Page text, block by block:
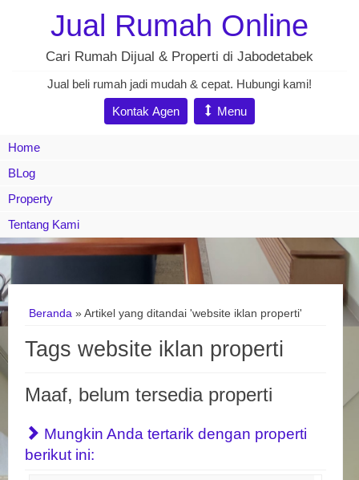
Jual Rumah Online
Cari Rumah Dijual & Properti di Jabodetabek
Jual beli rumah jadi mudah & cepat. Hubungi kami!
Kontak Agen
Menu
Home
BLog
Property
Tentang Kami
Beranda »Artikel yang ditandai 'website iklan properti'
Tags website iklan properti
Maaf, belum tersedia properti
Mungkin Anda tertarik dengan properti
berikut ini: